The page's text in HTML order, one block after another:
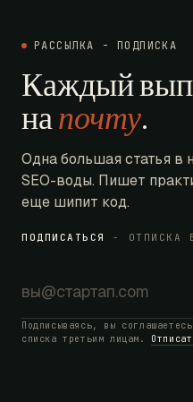
РАССЫЛКА - ПОДПИСКА
Каждый
напочту.
Одна большая статья в
SEO-воды. Пишет
еще шипит код.
ПОДПИСАТЬСЯ - ОТПИСКА
Подписываясь, вы
списка третьим лицам.